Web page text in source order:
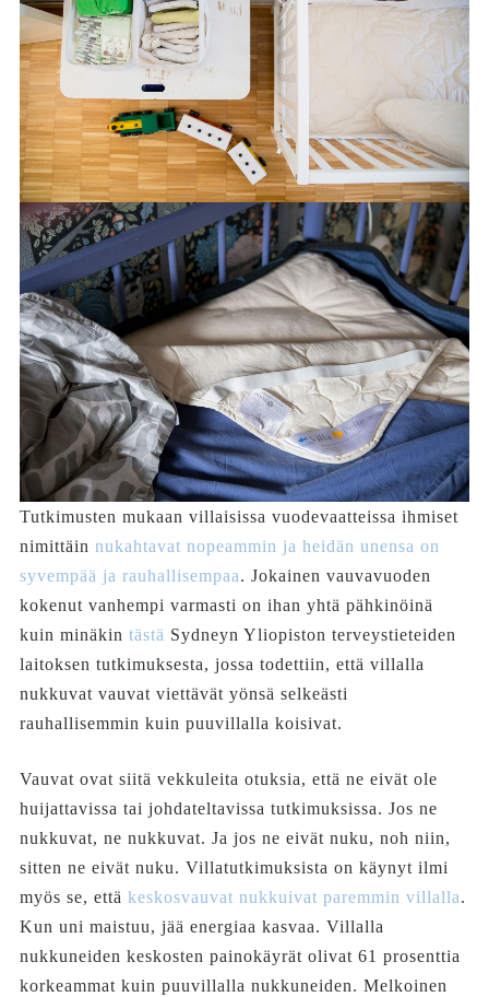
Tutkimusten mukaan villaisissa vuodevaatteissa ihmiset
nimittäin nukahtavat nopeammin ja heidän unensa on
syvempää ja rauhallisempaa. Jokainen vauvavuoden
kokenut vanhempi varmasti on ihan yhtä pähkinöinä
kuin minäkin tästä Sydneyn Yliopiston terveystieteiden
laitoksen tutkimuksesta, jossa todettiin, että villalla
nukkuvat vauvat viettävät yönsä selkeästi
rauhallisemmin kuin puuvillalla koisivat.
Vauvat ovat siitä vekkuleita otuksia, että ne eivät ole
huijattavissa tai johdateltavissa tutkimuksissa. Jos ne
nukkuvat, ne nukkuvat. Ja jos ne eivät nuku, noh niin,
sitten ne eivät nuku. Villatutkimuksista on käynyt ilmi
myös se, että keskosvauvat nukkuivat paremmin villalla.
Kun uni maistuu, jää energiaa kasvaa. Villalla
nukkuneiden keskosten painokäyrät olivat 61 prosenttia
korkeammat kuin puuvillalla nukkuneiden. Melkoinen